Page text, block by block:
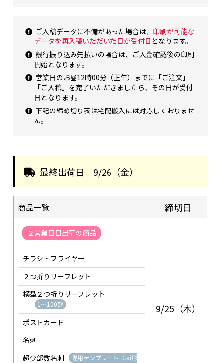
ご入稿データに不備があった場合は、 印刷が可能な
データを再入稿いただいた日が受付日 となります。
銀行振り込み先払いの場合は、ご入金確認後の印刷
開始となります。
営業日のお昼12時00分（正午）までに「ご注文」
「ご入稿」を完了いただきましたら、その日が受付
日となります。
下記の締め切り表は宅配搬入には対応しておりませ
ん。
最終出荷日 9/26（金）
商品一覧 締切日
２営業日目出荷の商品
チラシ・フライヤー
２つ折りリーフレット
横型２つ折りリーフレット
1～100部
ポストカード
名刺
超少部数名刺
専用テンプレート（.ai形
9/25（木）